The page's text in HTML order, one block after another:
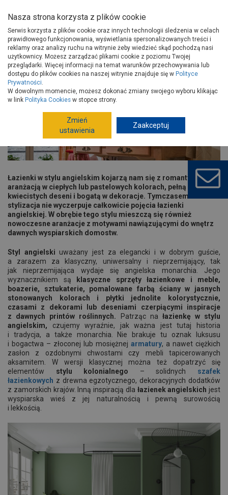
Strona główna Porady Wyposażenie
Łazienka
Łazienka w stylu angielskim
Łazienka w stylu angielskim
Łazienki w stylu angielskim kojarzą nam się z romantyczną
aranżacją w ciepłych lub pastelowych kolorach, pełną
kwiecistych deseni i bogatą w dekoracje. Tymczasem taka
stylizacja nie wyczerpuje całkowicie pojęcia łazienki
angielskiej. W obrębie tego stylu mieszczą się również
nowoczesne aranżacje z motywami nawiązującymi do wnętrz
dawnych wyspiarskich domostw.
Styl angielski uważany jest za elegancki i w dobrym guście,
a zarazem za klasyczny, uniwersalny i nieprzemijający, tak
jak nieprzemijająca wydaje się angielska monarchia. Jego
wyznacznikiem są
klasyczne sprzęty łazienkowe i meble,
boazerie, sztukaterie, pomalowane farbą ściany w jasnych
stonowanych kolorach i płytki jednolite kolorystycznie,
czasami z dekorami lub deseniami czerpiącymi inspiracje
z dawnych printów roślinnych. Patrząc na łazienkę w stylu
angielskim, czujemy wyraźnie, jak ważna jest tutaj historia
i tradycja, a także monarchia. Nie brakuje tu oznak luksusu
i bogactwa – złoconej lub mosiężnej armatury, a nawet ciężkich
zasłon z ozdobnymi chwostami czy mebli tapicerowanych
aksamitem. W wersji klasycznej można też dopatrzyć się
elementów stylu kolonialnego – solidnych szafek
łazienkowych z drewna egzotycznego, dekoracyjnych dodatków
z zamorskich krajów. Inną inspiracją dla łazienek angielskich jest
wyspiarska wieś z jej naturalnością i pewną surowością
i lekkością.
Nasza strona korzysta z plików cookie
Serwis korzysta z plików cookie oraz innych technologii śledzenia w celach
prawidłowego funkcjonowania, wyświetlania spersonalizowanych treści i
reklamy oraz analizy ruchu na witrynie żeby wiedzieć skąd pochodzą nasi
użytkownicy. Możesz zarządzać plikami cookie z poziomu Twojej
przeglądarki. Więcej informacji na temat warunków przechowywania lub
dostępu do plików cookies na naszej witrynie znajduje się w Polityce
Prywatności.
W dowolnym momencie, możesz dokonać zmiany swojego wyboru klikając
w link Polityka Cookies w stopce strony.
Zmień
ustawienia
Zaakceptuj